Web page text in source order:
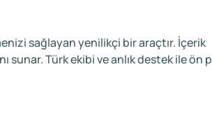
sağlayan yenilikçi bir araçtır. İçerik
sunar. Türk ekibi ve anlık destek ile ön